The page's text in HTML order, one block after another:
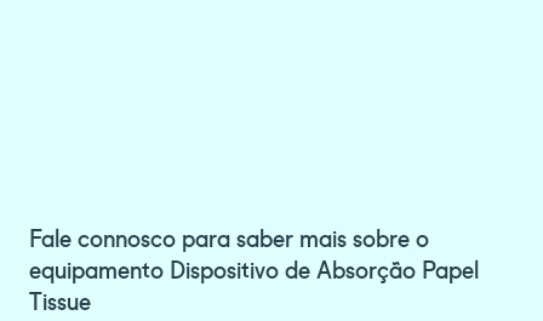
Fale connosco para saber mais sobre o
equipamento Dispositivo de Absorção Papel
Tissue